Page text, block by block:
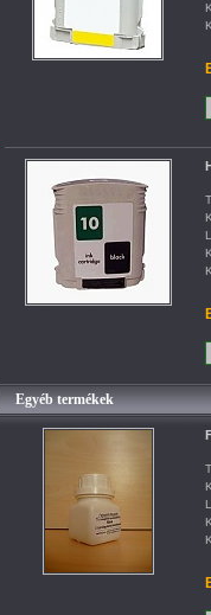
Egyéb termékek